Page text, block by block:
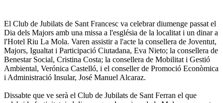
El Club de Jubilats de Sant Francesc va celebrar diumenge passat el
Dia dels Majors amb una missa a l'església de la localitat i un dinar a
l'Hotel Riu La Mola. Varen assistir a l'acte la consellera de Joventut,
Majors, Igualtat i Participació Ciutadana, Eva Nieto; la consellera de
Benestar Social, Cristina Costa; la consellera de Mobilitat i Gestió
Ambiental, Verónica Castelló, i el conseller de Promoció Econòmica
i Administració Insular, José Manuel Alcaraz.
Dissabte que ve serà el Club de Jubilats de Sant Ferran el que